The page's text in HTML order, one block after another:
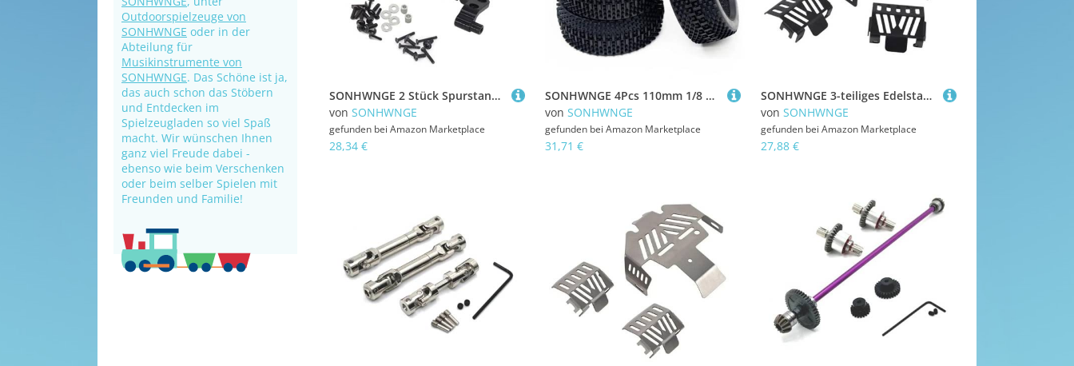
Outdoorspielzeuge von
SONHWNGE oder in der
Abteilung für
Musikinstrumente von
SONHWNGE. Das Schöne ist ja,
das auch schon das Stöbern
und Entdecken im
Spielzeugladen so viel Spaß
macht. Wir wünschen Ihnen
ganz viel Freude dabei -
ebenso wie beim Verschenken
oder beim selber Spielen mit
Freunden und Familie!
SONHWNGE 2 Stück Spurstangensitz aus Metall for Vorder- und Hinterachse, Spurstangenhalterung, Spurstangensockel, passend for MN168 New99S MN78 1/12 ferngesteuertes Auto(Zwart)
von SONHWNGE
gefunden bei Amazon Marketplace
28,34 €
SONHWNGE 4Pcs 110mm 1/8 RC Off-Road Buggy Auto Gummi Reifen Reifen for HSP Redcat Losi HPI MP9 Upgrade Teile
von SONHWNGE
gefunden bei Amazon Marketplace
31,71 €
SONHWNGE 3-teiliges Edelstahl-Chassis Gepanzerte Schutz-Unterfahrschutzplatte for Trxs TRX-4 for G500 K5 Rc-Auto-Schutzbrett(Zwart)
von SONHWNGE
gefunden bei Amazon Marketplace
27,88 €